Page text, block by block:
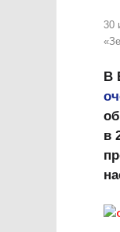
30
В
в